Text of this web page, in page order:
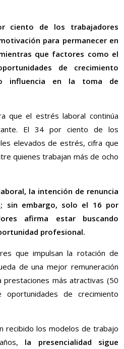
ciento de los trabajadores
para permanecer en
que factores como el
de crecimiento
influencia en la toma de
que el estrés laboral continúa
El 34 por ciento de los
elevados de estrés, cifra que
quienes trabajan más de ocho
la intención de renuncia
sin embargo, solo el 16 por
afirma estar buscando
profesional.
que impulsan la rotación de
de una mejor remuneración
más atractivas (50
de crecimiento
recibido los modelos de trabajo
la presencialidad sigue